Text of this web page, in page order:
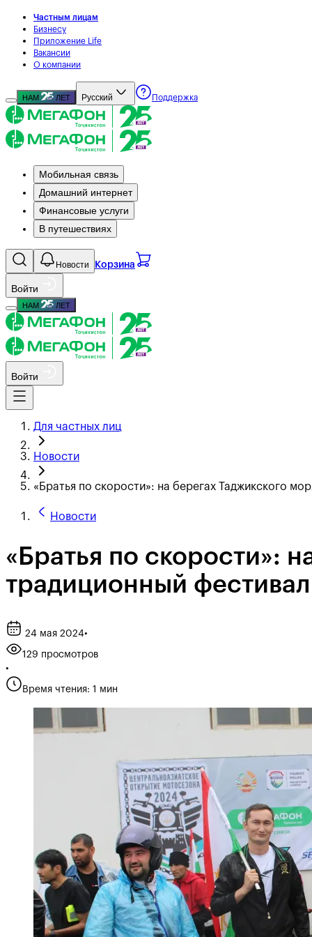
Частным лицам
Бизнесу
Приложение Life
Вакансии
О компании
НАМ ЛЕТ Русский Поддержка
Мобильная связь
Домашний интернет
Финансовые услуги
В путешествиях
Новости Корзина
Войти
НАМ ЛЕТ
Войти
Для частных лиц
Новости
«Братья по скорости»: на берегах Таджикского
Новости
«Братья по скорости»:
традиционный
24 мая 2024•
129 просмотров
•
Время чтения: 1 мин